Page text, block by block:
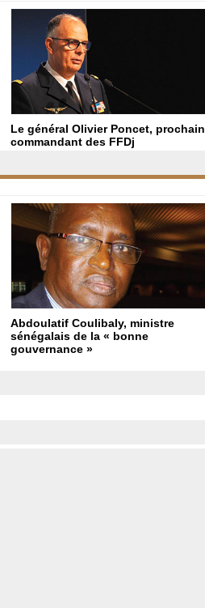
Le général Olivier Poncet, prochain
commandant des FFDj
Abdoulatif Coulibaly, ministre
sénégalais de la « bonne
gouvernance »